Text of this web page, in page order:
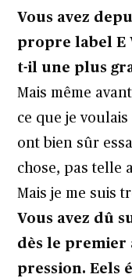
Vous avez
propre label E
t-il une plus
Mais même
ce que je
ont bien sûr
chose, pas telle
Mais je me suis
Vous avez dû
dès le premier
pression. Eels